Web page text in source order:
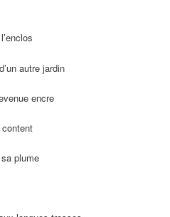
autre jardin
encre
plume